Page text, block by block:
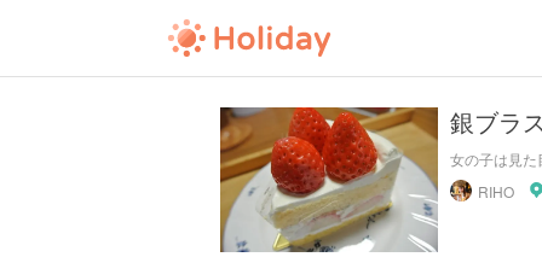
銀ブラ
女の子は見
RIHO